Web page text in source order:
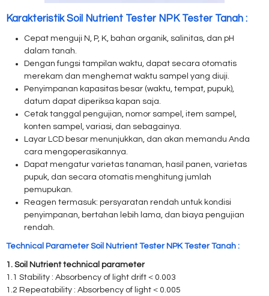
Karakteristik Soil Nutrient Tester NPK Tester Tanah :
Cepat menguji N, P, K, bahan organik, salinitas, dan pH
dalam tanah.
Dengan fungsi tampilan waktu, dapat secara otomatis
merekam dan menghemat waktu sampel yang diuji.
Penyimpanan kapasitas besar (waktu, tempat, pupuk),
datum dapat diperiksa kapan saja.
Cetak tanggal pengujian, nomor sampel, item sampel,
konten sampel, variasi, dan sebagainya.
Layar LCD besar menunjukkan, dan akan memandu Anda
cara mengoperasikannya.
Dapat mengatur varietas tanaman, hasil panen, varietas
pupuk, dan secara otomatis menghitung jumlah
pemupukan.
Reagen termasuk: persyaratan rendah untuk kondisi
penyimpanan, bertahan lebih lama, dan biaya pengujian
rendah.
Technical Parameter Soil Nutrient Tester NPK Tester Tanah :
1. Soil Nutrient technical parameter
1.1 Stability : Absorbency of light drift＜0.003
1.2 Repeatability : Absorbency of light＜0.005